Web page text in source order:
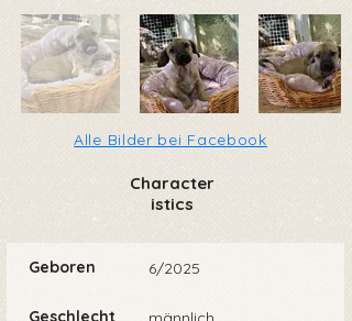
Alle Bilder bei Facebook
Character
istics
Geboren 6/2025
Geschlecht